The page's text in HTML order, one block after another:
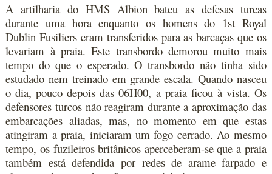
A artilharia do HMS Albion bateu as defesas turcas
durante uma hora enquanto os homens do 1st Royal
Dublin Fusiliers eram transferidos para as barcaças que os
levariam à praia. Este transbordo demorou muito mais
tempo do que o esperado. O transbordo não tinha sido
estudado nem treinado em grande escala. Quando nasceu
o dia, pouco depois das 06H00, a praia ficou à vista. Os
defensores turcos não reagiram durante a aproximação das
embarcações aliadas, mas, no momento em que estas
atingiram a praia, iniciaram um fogo cerrado. Ao mesmo
tempo, os fuzileiros britânicos aperceberam-se que a praia
também está defendida por redes de arame farpado e